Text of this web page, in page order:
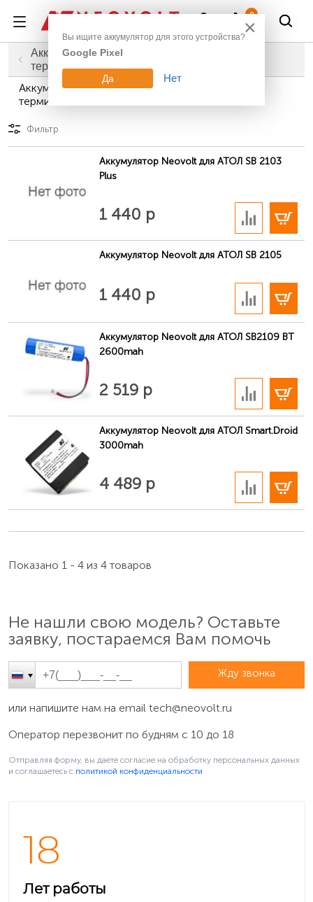
0
Главная
Промышленное оборудование
Аккумуляторы для сканеров штрих-кодов и
терминалов
Аккумуляторы для сканеров штрих-кодов и
терминалов АТОЛ
Фильтр
Аккумулятор Neovolt для АТОЛ SB 2103
Plus
1 440 р
Аккумулятор Neovolt для АТОЛ SB 2105
1 440 р
Аккумулятор Neovolt для АТОЛ SB2109 BT
2600mah
2 519 р
Аккумулятор Neovolt для АТОЛ Smart.Droid
3000mah
4 489 р
Показано 1 - 4 из 4 товаров
Не нашли свою модель? Оставьте
заявку, постараемся Вам помочь
Жду звонка
или напишите нам на email tech@neovolt.ru
Оператор перезвонит по будням с 10 до 18
Отправляя форму, вы даете согласие на обработку персональных данных
и соглашаетесь c политикой конфиденциальности
18
Лет работы
×
Вы ищите аккумулятор для этого устройства?
Google Pixel
Да Нет